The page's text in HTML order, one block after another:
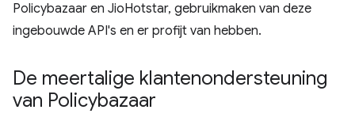
Policybazaar en JioHotstar, gebruikmaken van deze
ingebouwde API's en er profijt van hebben.
De meertalige klantenondersteuning
van Policybazaar